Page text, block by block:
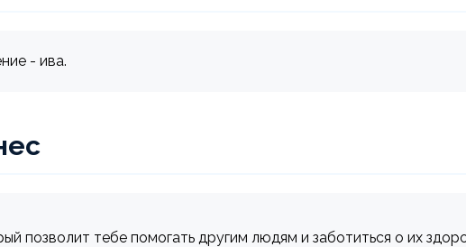
- ива.
позволит тебе помогать другим людям и заботиться о их